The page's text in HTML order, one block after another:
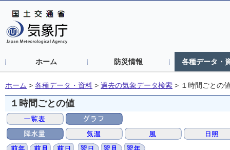
ホーム 防災情報 各種データ・
ホーム > 各種データ・資料 > 過去の気象データ検索 > １時間ごとの
１時間ごとの値